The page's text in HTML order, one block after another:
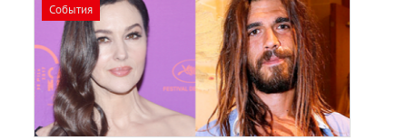
События